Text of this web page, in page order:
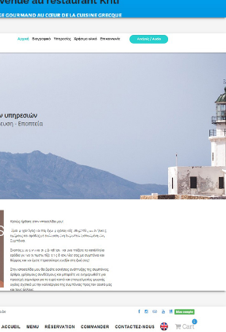
Focused therapy
centre